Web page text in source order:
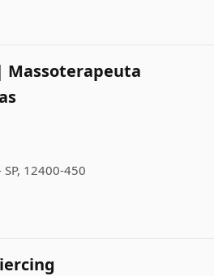
Massoterapeuta
12400-450